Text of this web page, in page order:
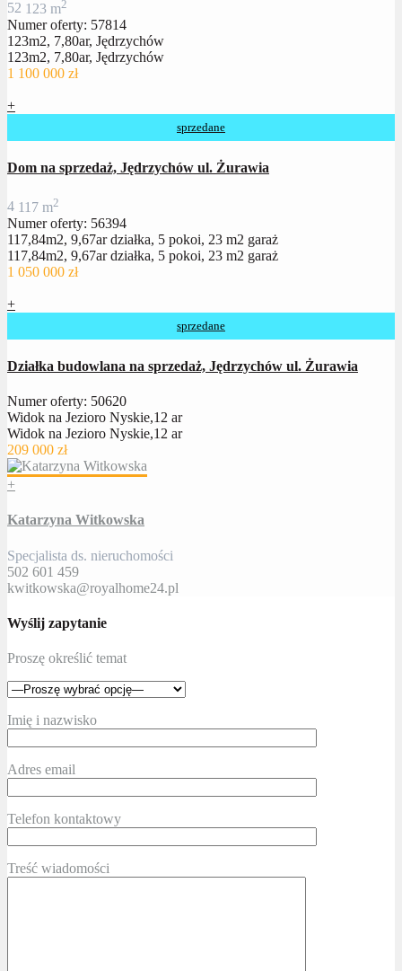
52 123 m2
Numer oferty: 57814
123m2, 7,80ar, Jędrzychów
123m2, 7,80ar, Jędrzychów
1 100 000 zł
+
sprzedane
Dom na sprzedaż, Jędrzychów ul. Żurawia
4 117 m2
Numer oferty: 56394
117,84m2, 9,67ar działka, 5 pokoi, 23 m2 garaż
117,84m2, 9,67ar działka, 5 pokoi, 23 m2 garaż
1 050 000 zł
+
sprzedane
Działka budowlana na sprzedaż, Jędrzychów ul. Żurawia
Numer oferty: 50620
Widok na Jezioro Nyskie,12 ar
Widok na Jezioro Nyskie,12 ar
209 000 zł
+
Katarzyna Witkowska
Specjalista ds. nieruchomości
502 601 459
kwitkowska@royalhome24.pl
Wyślij zapytanie
Proszę określić temat
Imię i nazwisko
Adres email
Telefon kontaktowy
Treść wiadomości